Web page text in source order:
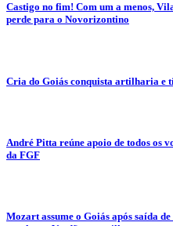
Castigo no fim! Com um a menos,
perde para o Novorizontino
Cria do Goiás conquista artilharia e
André Pitta reúne apoio de todos os
da FGF
Mozart assume o Goiás após saída